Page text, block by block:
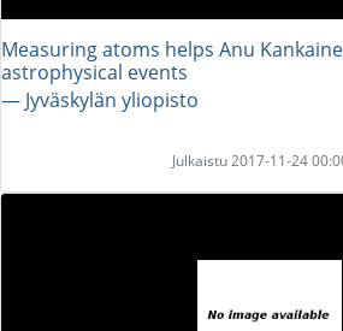
Measuring atoms helps Anu
astrophysical events
― Jyväskylän yliopisto
Julkaistu 2017-11-24